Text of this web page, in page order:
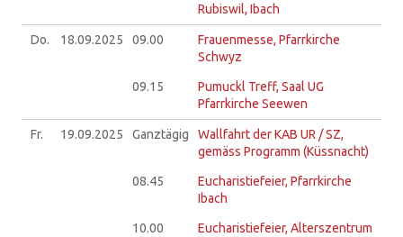
Rubiswil, Ibach
Do. 18.09.2025 09.00
Frauenmesse, Pfarrkirche
Schwyz
09.15
Pumuckl Treff, Saal UG
Pfarrkirche Seewen
Fr. 19.09.2025 Ganztägig
Wallfahrt der KAB UR / SZ,
gemäss Programm (Küssnacht)
08.45
Eucharistiefeier, Pfarrkirche
Ibach
10.00
Eucharistiefeier, Alterszentrum